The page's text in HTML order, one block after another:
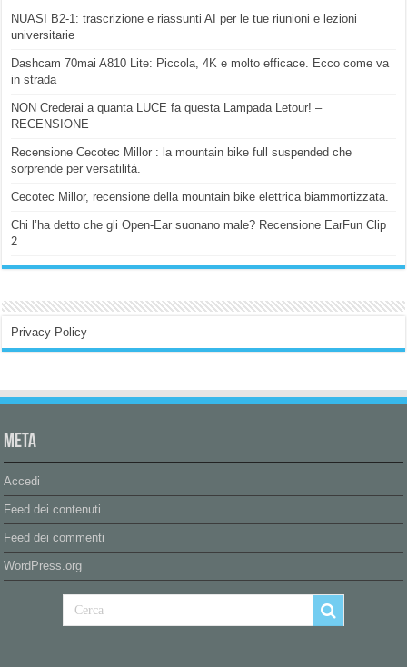
NUASI B2-1: trascrizione e riassunti AI per le tue riunioni e lezioni
universitarie
Dashcam 70mai A810 Lite: Piccola, 4K e molto efficace. Ecco come va
in strada
NON Crederai a quanta LUCE fa questa Lampada Letour! –
RECENSIONE
Recensione Cecotec Millor : la mountain bike full suspended che
sorprende per versatilità.
Cecotec Millor, recensione della mountain bike elettrica biammortizzata.
Chi l’ha detto che gli Open-Ear suonano male? Recensione EarFun Clip
2
Privacy Policy
Meta
Accedi
Feed dei contenuti
Feed dei commenti
WordPress.org